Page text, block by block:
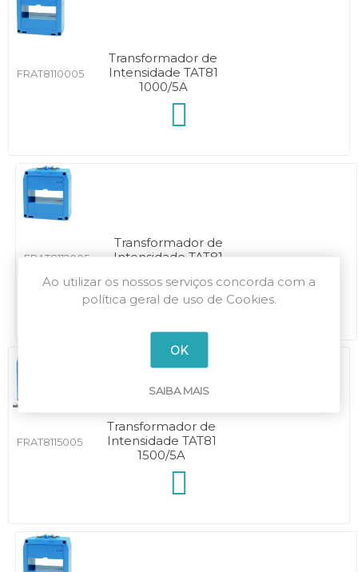
FRAT8110005
Transformador de
Intensidade TAT81
1000/5A
FRAT8112005
Transformador de
Intensidade TAT81
FRAT8115005
Transformador de
Intensidade TAT81
1500/5A
Ao utilizar os nossos serviços concorda com a
política geral de uso de Cookies.
OK
SAIBA MAIS